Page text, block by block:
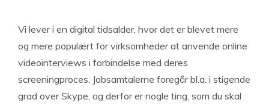
Vi lever i en digital tidsalder, hvor det er blevet mere
og mere populært for virksomheder at anvende online
videointerviews i forbindelse med deres
screeningproces. Jobsamtalerne foregår bl.a. i stigende
grad over Skype, og derfor er nogle ting, som du skal